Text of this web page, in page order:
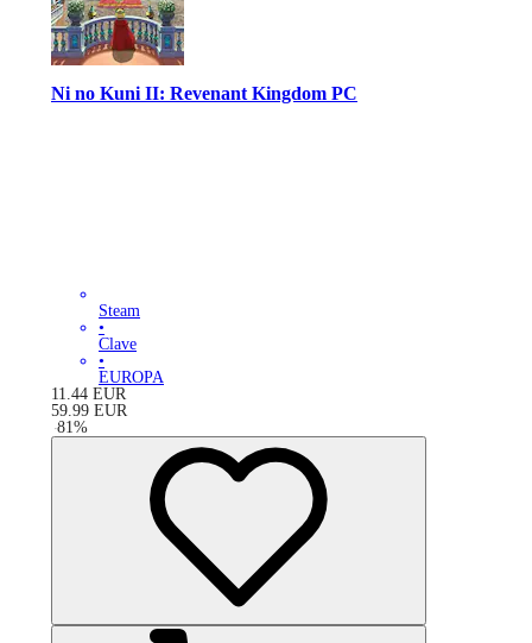
Ni no Kuni II: Revenant Kingdom PC
Steam
•
Clave
•
EUROPA
11.44 EUR
59.99 EUR
-81%